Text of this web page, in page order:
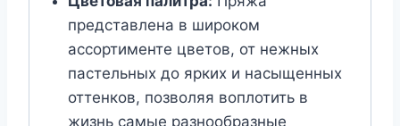
представлена в широком
ассортименте цветов, от нежных
пастельных до ярких и насыщенных
оттенков, позволяя воплотить в
жизнь самые разнообразные